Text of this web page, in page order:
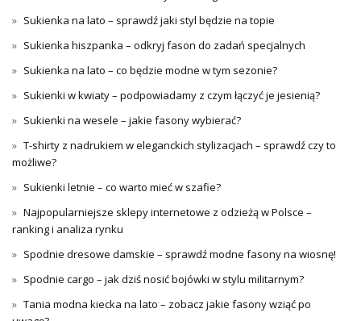
Sukienka na lato – sprawdź jaki styl będzie na topie
Sukienka hiszpanka – odkryj fason do zadań specjalnych
Sukienka na lato – co będzie modne w tym sezonie?
Sukienki w kwiaty – podpowiadamy z czym łączyć je jesienią?
Sukienki na wesele – jakie fasony wybierać?
T-shirty z nadrukiem w eleganckich stylizacjach – sprawdź czy to
możliwe?
Sukienki letnie – co warto mieć w szafie?
Najpopularniejsze sklepy internetowe z odzieżą w Polsce –
ranking i analiza rynku
Spodnie dresowe damskie – sprawdź modne fasony na wiosnę!
Spodnie cargo – jak dziś nosić bojówki w stylu militarnym?
Tania modna kiecka na lato – zobacz jakie fasony wziąć po